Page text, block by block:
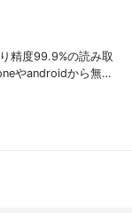
精度99.9%の読み取
やandroidから無…